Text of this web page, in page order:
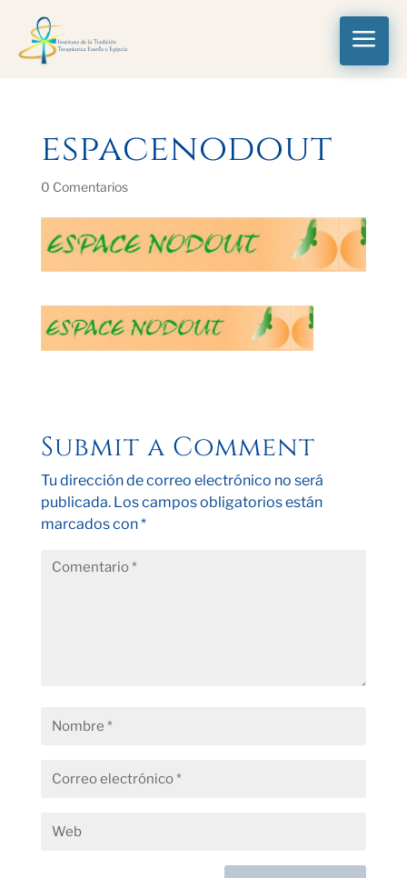
a
espacenodout
0 Comentarios
Submit a Comment
Tu dirección de correo electrónico no será
publicada. Los campos obligatorios están
marcados con*